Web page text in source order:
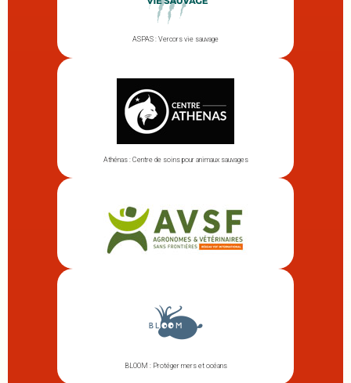
ASPAS : Vercors vie sauvage
Athénas : Centre de soins pour animaux sauvages
BLOOM : Protéger mers et océans